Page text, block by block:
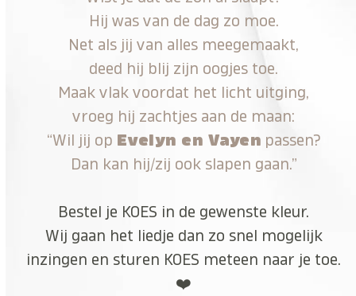
Hij was van de dag zo moe.
Net als jij van alles meegemaakt,
deed hij blij zijn oogjes toe.
Maak vlak voordat het licht uitging,
vroeg hij zachtjes aan de maan:
“Wil jij op Evelyn en Vayen passen?
Dan kan hij/zij ook slapen gaan.”
Bestel je KOES in de gewenste kleur.
Wij gaan het liedje dan zo snel mogelijk
inzingen en sturen KOES meteen naar je toe.
❤️